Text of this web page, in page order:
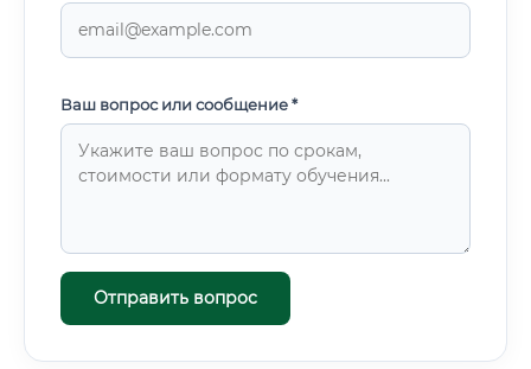
Ваш вопрос или сообщение *
Отправить вопрос